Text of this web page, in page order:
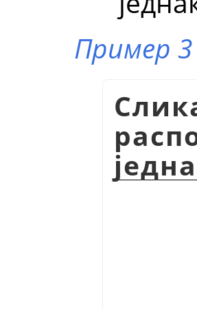
Пример 3